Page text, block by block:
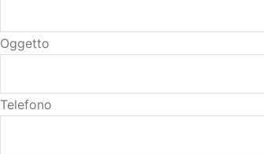
Oggetto
Telefono